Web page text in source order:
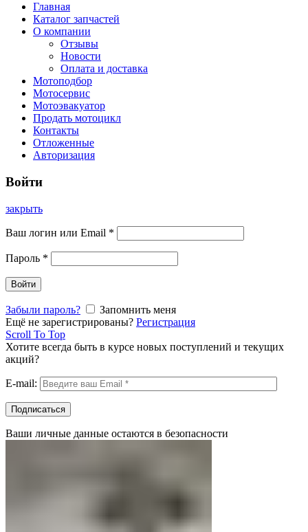
Главная
Каталог запчастей
О компании
Отзывы
Новости
Оплата и доставка
Мотоподбор
Мотосервис
Мотоэвакуатор
Продать мотоцикл
Контакты
Отложенные
Авторизация
Войти
закрыть
Ваш логин или Email *
Пароль *
Войти
Забыли пароль?
Запомнить меня
Ещё не зарегистрированы? Регистрация
Scroll To Top
Хотите всегда быть в курсе новых поступлений и текущих
акций?
E-mail:
Ваши личные данные остаются в безопасности